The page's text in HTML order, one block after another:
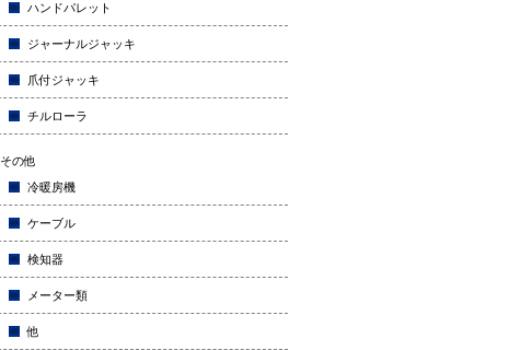
ハンドパレット
ジャーナルジャッキ
爪付ジャッキ
チルローラ
その他
冷暖房機
ケーブル
検知器
メーター類
他